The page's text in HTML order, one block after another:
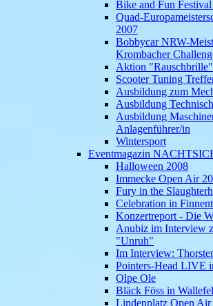
Bike and Fun Festival
Quad-
2007
Bobbycar NRW-
Krombacher
Aktion "Rauschbrille"
Scooter Tuning
Ausbildung zum
Ausbildung
Ausbildung
Anlagenführer/in
Wintersport
Eventmagazin
Halloween 2008
Immecke Open Air
Fury in the
Celebration in
Konzertreport - Die
Anubiz im Interview
"Unruh"
Im Interview:
Pointers-Head LIVE
Olpe Ole
Bläck Föss in
Lindenplatz Open Air